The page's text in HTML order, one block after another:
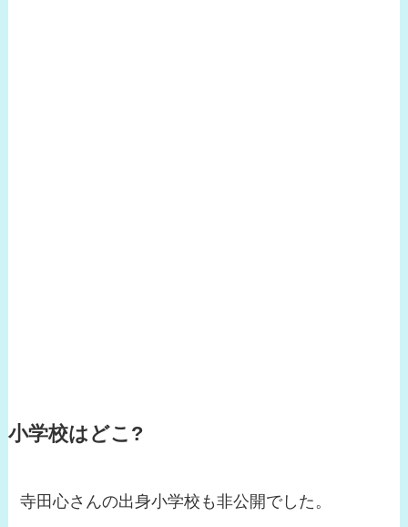
小学校はどこ?
寺田心さんの出身小学校も非公開でした。